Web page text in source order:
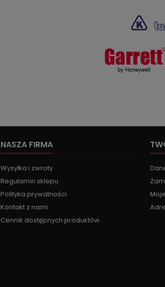
NASZA FIRMA
Wysyłka i zwroty
Regulamin sklepu
Polityka prywatności
Kontakt z nami
Cennik dostępnych produktów